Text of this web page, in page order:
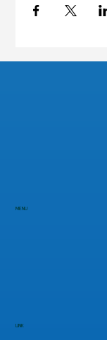
MENU
LINK